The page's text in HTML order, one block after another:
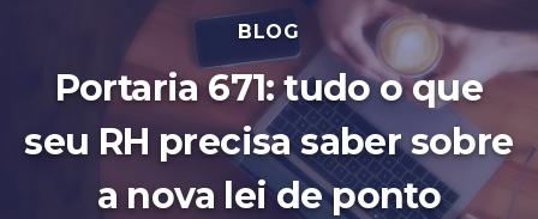
BLOG
Portaria 671: tudo o que
seu RH precisa saber sobre
a nova lei de ponto